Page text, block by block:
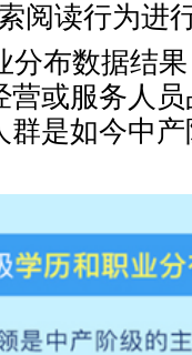
阅读行为进
布数据结果
营或服务人
群是如今中